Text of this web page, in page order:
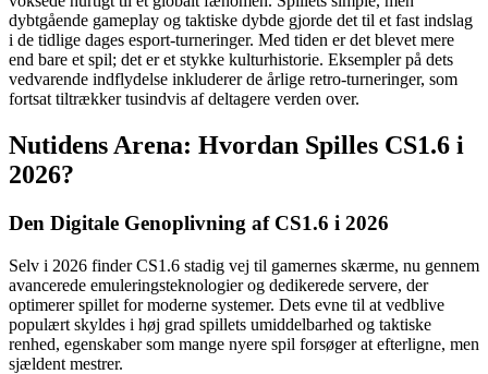
dybtgående gameplay og taktiske dybde gjorde det til et fast indslag
i de tidlige dages esport-turneringer. Med tiden er det blevet mere
end bare et spil; det er et stykke kulturhistorie. Eksempler på dets
vedvarende indflydelse inkluderer de årlige retro-turneringer, som
fortsat tiltrækker tusindvis af deltagere verden over.
Nutidens Arena: Hvordan Spilles CS1.6 i
2026?
Den Digitale Genoplivning af CS1.6 i 2026
Selv i 2026 finder CS1.6 stadig vej til gamernes skærme, nu gennem
avancerede emuleringsteknologier og dedikerede servere, der
optimerer spillet for moderne systemer. Dets evne til at vedblive
populært skyldes i høj grad spillets umiddelbarhed og taktiske
renhed, egenskaber som mange nyere spil forsøger at efterligne, men
sjældent mestrer.